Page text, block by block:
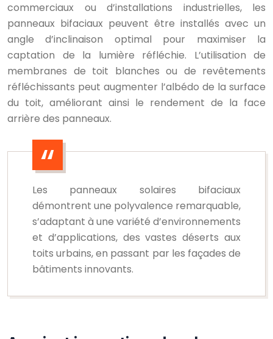
commerciaux ou d’installations industrielles, les
panneaux bifaciaux peuvent être installés avec un
angle d’inclinaison optimal pour maximiser la
captation de la lumière réfléchie. L’utilisation de
membranes de toit blanches ou de revêtements
réfléchissants peut augmenter l’albédo de la surface
du toit, améliorant ainsi le rendement de la face
arrière des panneaux.
Les panneaux solaires bifaciaux
démontrent une polyvalence remarquable,
s’adaptant à une variété d’environnements
et d’applications, des vastes déserts aux
toits urbains, en passant par les façades de
bâtiments innovants.